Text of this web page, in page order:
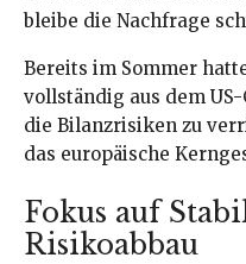
bleibe die Nachfrage
Bereits im Sommer
vollständig aus dem
die Bilanzrisiken zu
das europäische
Fokus auf
Risikoabbau